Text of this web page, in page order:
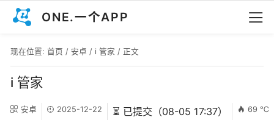
ONE.一个APP
现在位置: 首页 / 安卓 / i 管家 / 正文
i 管家
安卓 2025-12-22 ⏳ 已提交（08-05 17:37） 69 ℃